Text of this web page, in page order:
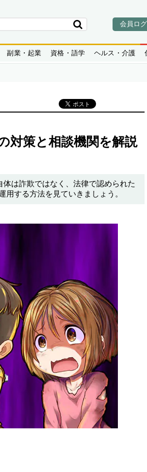
会員ロ
副業・起業 資格・語学 ヘルス・介護
対策と相談機関を解説
は詐欺ではなく、法律で認められた
する方法を見ていきましょう。